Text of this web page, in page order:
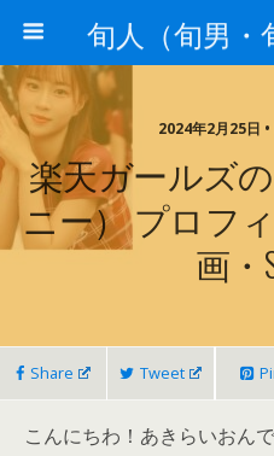
2024年2月25日
楽天ガールズの
ニー） プロフ
画・
Share Tweet
こんにちわ！あきらいおんで